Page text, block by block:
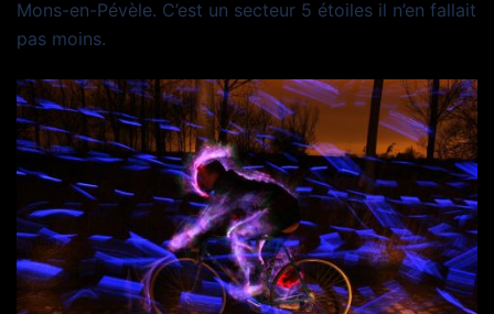
Mons-en-Pévèle. C’est un secteur 5 étoiles il n’en fallait
pas moins.